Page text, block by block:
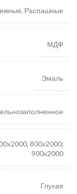
Распашные
МДФ
Эмаль
800х2000,
900х2000
Глухая